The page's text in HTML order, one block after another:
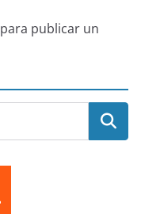
para publicar un